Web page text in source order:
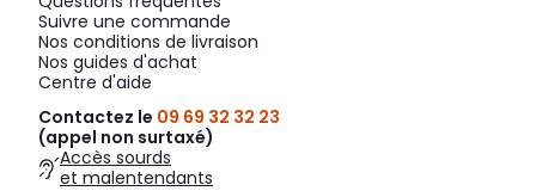
Suivre une commande
Nos conditions de livraison
Nos guides d'achat
Centre d'aide
Contactez le 09 69 32 32 23
(appel non surtaxé)
Accès sourds
et malentendants